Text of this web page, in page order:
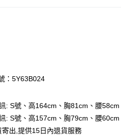
款
：5Y63B024
: S號、高164cm、胸81cm、腰
: S號、高157cm、胸79cm、腰
寄出,提供15日內退貨服務